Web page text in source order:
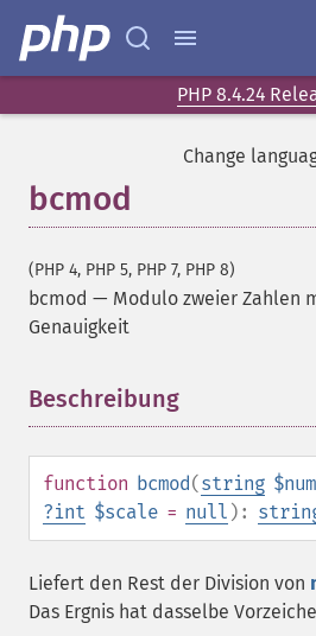
PHP 8.4.24
Change
bcmod
(PHP 4, PHP 5, PHP 7, PHP 8)
bcmod — Modulo zweier Zahlen
Genauigkeit
Beschreibung
function bcmod(string
?int $scale = null ):
Liefert den Rest der Division von
Das Ergnis hat dasselbe